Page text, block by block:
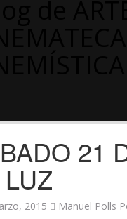
21
2015 Manuel Polls